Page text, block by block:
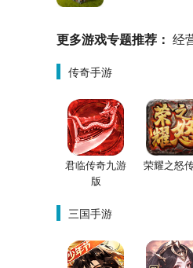
更多游戏专题推荐： 经
传奇手游
君临传奇九游
版
荣耀之怒
三国手游